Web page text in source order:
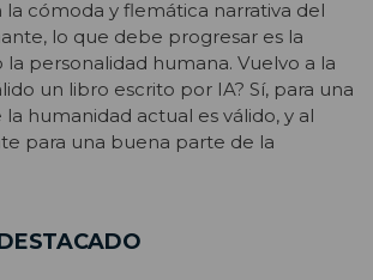
la cómoda y flemática narrativa del
lo que debe progresar es la
personalidad humana. Vuelvo a la
un libro escrito por IA? Sí, para una
humanidad actual es válido, y al
para una buena parte de la